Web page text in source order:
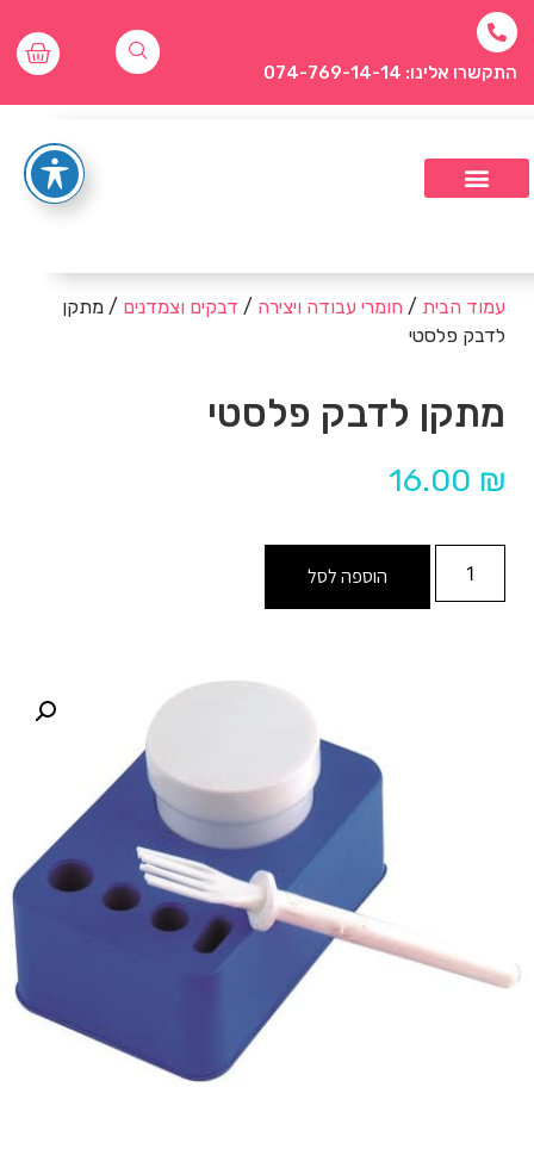
התקשרו אלינו: 074-769-14-14
עמוד הבית / חומרי עבודה ויצירה / דבקים וצמדנים / מתקן
לדבק פלסטי
מתקן לדבק פלסטי
16.00 ₪
הוספה לסל